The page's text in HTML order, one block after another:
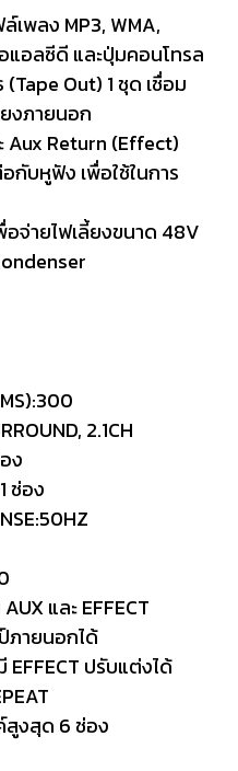
เพลง MP3, WMA,
แอลซีดี และปุ่มคอนโทรล
Out) 1 ชุด เชื่อม
งภายนอก
Aux Return (Effect)
กับหูฟัง เพื่อใช้ในการ
จ่ายไฟเลี้ยงขนาด 48V
2.1CH
ง
ช่อง
และ EFFECT
ภายนอกได้
ปรับแต่งได้
สูงสุด 6 ช่อง